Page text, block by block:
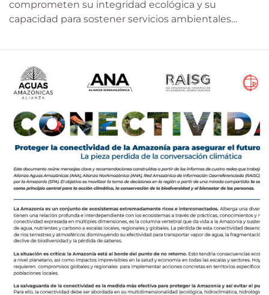
comprometen su integridad ecológica y su
capacidad para sostener servicios ambientales…